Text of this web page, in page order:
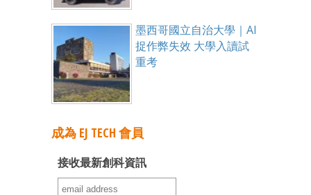
墨西哥國立自治大學｜AI
捉作弊失效 大學入讀試
重考
成為 EJ TECH 會員
接收最新創科資訊